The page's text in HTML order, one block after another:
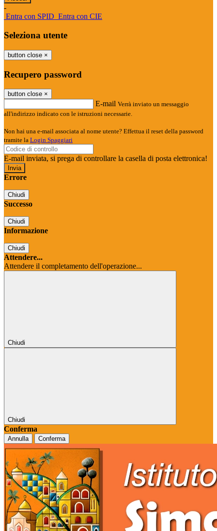
-
Entra con SPID Entra con CIE
Seleziona utente
button close ×
Recupero password
button close ×
E-mail Verrà inviato un messaggio
all'indirizzo indicato con le istruzioni necessarie.
Non hai una e-mail associata al nome utente? Effettua il reset della password
tramite la Login Spaggiari
E-mail inviata, si prega di controllare la casella di posta elettronica!
Errore
Chiudi
Successo
Chiudi
Informazione
Chiudi
Attendere...
Attendere il completamento dell'operazione...
Chiudi
Chiudi
Conferma
Annulla Conferma